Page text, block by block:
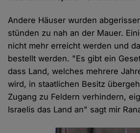
Andere Häuser wurden
stünden zu nah an der Mauer.
nicht mehr erreicht werden und
bestellt werden. "Es gibt ein
dass Land, welches mehrere
wird, in staatlichen Besitz
Zugang zu Feldern verhindern,
Israelis das Land an" sagt mir